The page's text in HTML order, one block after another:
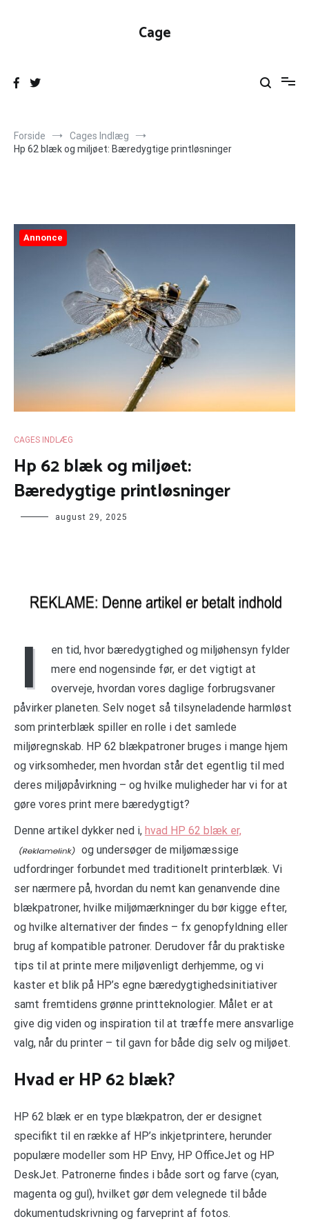
Cage
Forside
Cages Indlæg
Hp 62 blæk og miljøet: Bæredygtige printløsninger
Annonce
CAGES INDLÆG
Hp 62 blæk og miljøet:
Bæredygtige printløsninger
august 29, 2025
I
en tid, hvor bæredygtighed og miljøhensyn fylder
mere end nogensinde før, er det vigtigt at
overveje, hvordan vores daglige forbrugsvaner
påvirker planeten. Selv noget så tilsyneladende harmløst
som printerblæk spiller en rolle i det samlede
miljøregnskab. HP 62 blækpatroner bruges i mange hjem
og virksomheder, men hvordan står det egentlig til med
deres miljøpåvirkning – og hvilke muligheder har vi for at
gøre vores print mere bæredygtigt?
Denne artikel dykker ned i, hvad HP 62 blæk er,
og undersøger de miljømæssige
udfordringer forbundet med traditionelt printerblæk. Vi
ser nærmere på, hvordan du nemt kan genanvende dine
blækpatroner, hvilke miljømærkninger du bør kigge efter,
og hvilke alternativer der findes – fx genopfyldning eller
brug af kompatible patroner. Derudover får du praktiske
tips til at printe mere miljøvenligt derhjemme, og vi
kaster et blik på HP’s egne bæredygtighedsinitiativer
samt fremtidens grønne printteknologier. Målet er at
give dig viden og inspiration til at træffe mere ansvarlige
valg, når du printer – til gavn for både dig selv og miljøet.
Hvad er HP 62 blæk?
HP 62 blæk er en type blækpatron, der er designet
specifikt til en række af HP’s inkjetprintere, herunder
populære modeller som HP Envy, HP OfficeJet og HP
DeskJet. Patronerne findes i både sort og farve (cyan,
magenta og gul), hvilket gør dem velegnede til både
dokumentudskrivning og farveprint af fotos.